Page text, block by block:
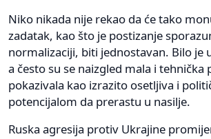
Niko nikada nije rekao da će tako
zadatak, kao što je postizanje
normalizaciji, biti jednostavan. Bilo je
a često su se naizgled mala i tehnička
pokazivala kao izrazito osetljiva i
potencijalom da prerastu u nasilje.
Ruska agresija protiv Ukrajine